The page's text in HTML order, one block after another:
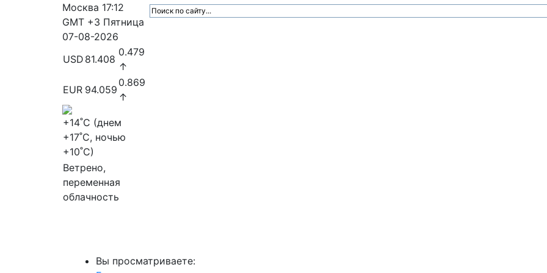
Москва 17:12
GMT +3 Пятница
07-08-2026
USD 81.408
0.479
↑
EUR 94.059
0.869
↑
+14˚C (днем
+17˚C, ночью
+10˚C)
Ветрено,
переменная
облачность
Вы просматриваете: